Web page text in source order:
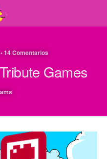
14 Comentarios
Games